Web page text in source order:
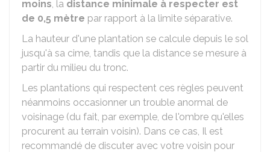
moins, la distance minimale à respecter est
de 0,5 mètre par rapport à la limite séparative.
La hauteur d'une plantation se calcule depuis le sol
jusqu'à sa cime, tandis que la distance se mesure à
partir du milieu du tronc.
Les plantations qui respectent ces règles peuvent
néanmoins occasionner un trouble anormal de
voisinage (du fait, par exemple, de l'ombre qu'elles
procurent au terrain voisin). Dans ce cas, Il est
recommandé de discuter avec votre voisin pour